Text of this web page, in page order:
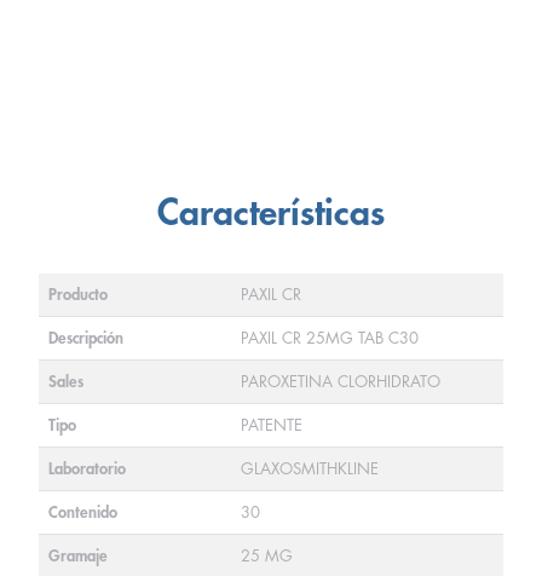
Características
Producto PAXIL CR
Descripción PAXIL CR 25MG TAB C30
Sales PAROXETINA CLORHIDRATO
Tipo PATENTE
Laboratorio GLAXOSMITHKLINE
Contenido 30
Gramaje 25 MG